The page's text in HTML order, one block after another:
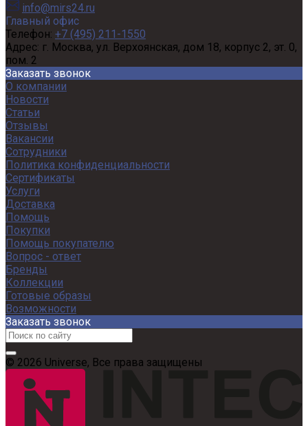
info@mirs24.ru
Главный офис
Телефон: +7 (495) 211-1550
Адрес: г. Москва, ул. Верхоянская, дом 18, корпус 2, эт. 0,
пом. 2
Заказать звонок
О компании
Новости
Статьи
Отзывы
Вакансии
Сотрудники
Политика конфиденциальности
Сертификаты
Услуги
Доставка
Помощь
Покупки
Помощь покупателю
Вопрос - ответ
Бренды
Коллекции
Готовые образы
Возможности
Заказать звонок
© 2026 Universe, Все права защищены